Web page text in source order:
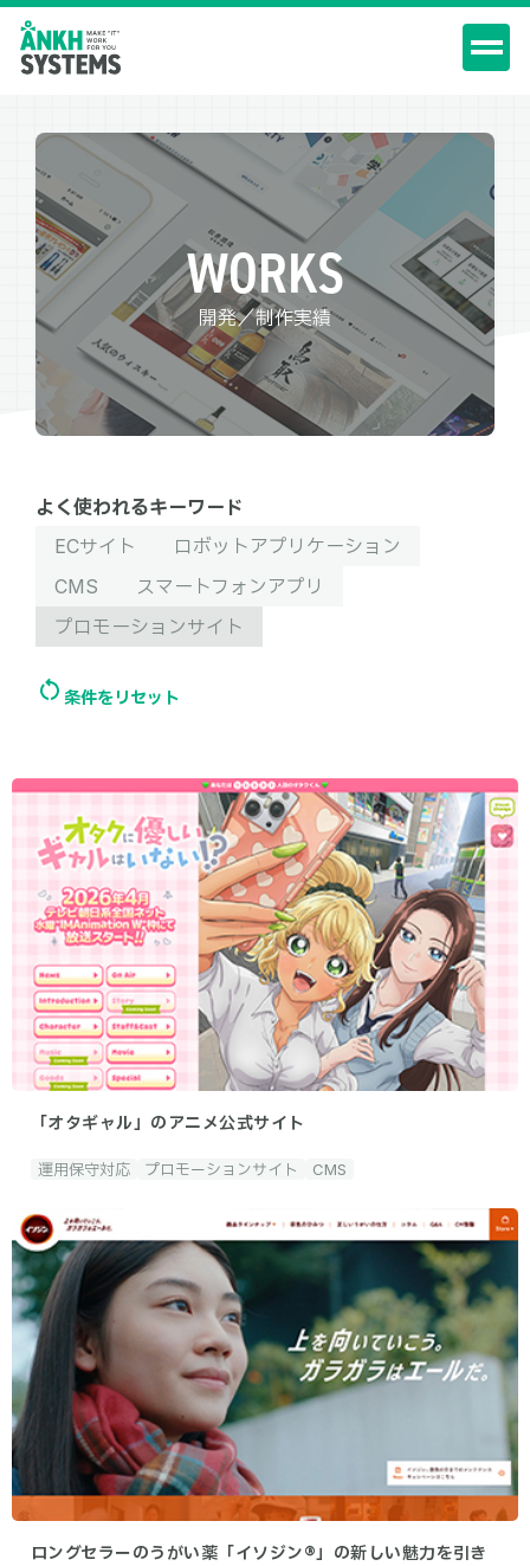
WORKS
開発／制作実績
よく使われるキーワード
ECサイト
ロボットアプリケーション
CMS
スマートフォンアプリ
プロモーションサイト
条件をリセット
「オタギャル」のアニメ公式サイト
運用保守対応 プロモーションサイト CMS
ロングセラーのうがい薬「イソジン®」の新しい魅力を引き